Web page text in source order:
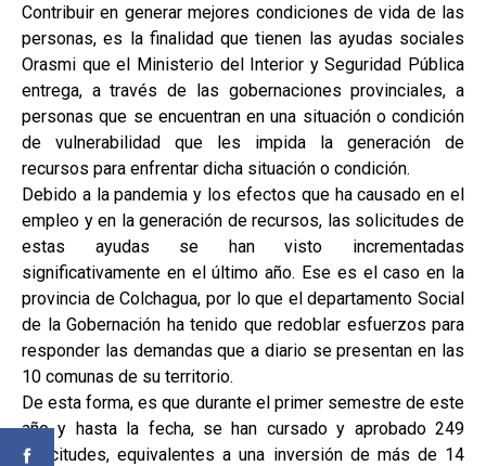
Contribuir en generar mejores condiciones de vida de las
personas, es la finalidad que tienen las ayudas sociales
Orasmi que el Ministerio del Interior y Seguridad Pública
entrega, a través de las gobernaciones provinciales, a
personas que se encuentran en una situación o condición
de vulnerabilidad que les impida la generación de
recursos para enfrentar dicha situación o condición.
Debido a la pandemia y los efectos que ha causado en el
empleo y en la generación de recursos, las solicitudes de
estas ayudas se han visto incrementadas
significativamente en el último año. Ese es el caso en la
provincia de Colchagua, por lo que el departamento Social
de la Gobernación ha tenido que redoblar esfuerzos para
responder las demandas que a diario se presentan en las
10 comunas de su territorio.
De esta forma, es que durante el primer semestre de este
año y hasta la fecha, se han cursado y aprobado 249
solicitudes, equivalentes a una inversión de más de 14